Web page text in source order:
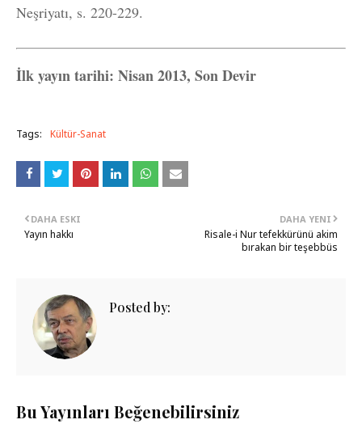
Neşriyatı, s. 220-229.
İlk yayın tarihi: Nisan 2013, Son Devir
Tags: Kültür-Sanat
DAHA YENI
Risale-i Nur tefekkürünü akim
bırakan bir teşebbüs
DAHA ESKI
Yayın hakkı
Posted by:
Bu Yayınları Beğenebilirsiniz